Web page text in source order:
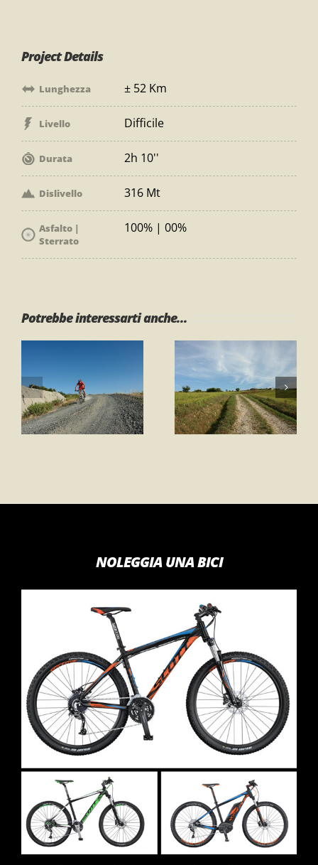
Project Details
Lunghezza ± 52 Km
Livello Difficile
Durata 2h 10''
Dislivello 316 Mt
Asfalto |
Sterrato
100% | 00%
Potrebbe interessarti anche...
Percorso 1 –
Anello “Gli Orti”
Percorso 1 –
Anello
Gambassi
Terme
NOLEGGIA UNA BICI